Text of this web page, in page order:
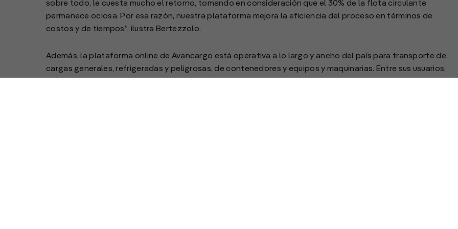
sobre todo, le cuesta mucho el retorno, tomando en consideración que el 30% de la flota circulante
permanece ociosa. Por esa razón, nuestra plataforma mejora la eficiencia del proceso en términos de
costos y de tiempos”, ilustra Bertezzolo.
Además, la plataforma online de Avancargo está operativa a lo largo y ancho del país para transporte de
cargas generales, refrigeradas y peligrosas, de contenedores y equipos y maquinarias. Entre sus usuarios,